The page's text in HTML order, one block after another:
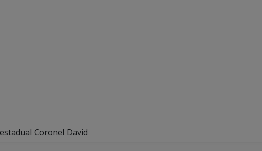
Coronel David